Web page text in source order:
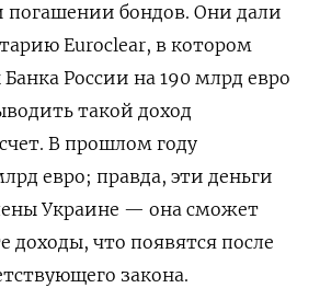
погашении бондов. Они дали
Euroclear, в котором
России на 190 млрд евро
такой доход
В прошлом году
евро; правда, эти деньги
Украине — она сможет
доходы, что появятся после
закона.